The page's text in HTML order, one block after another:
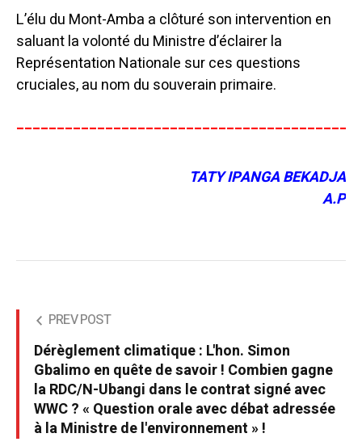
L’élu du Mont-Amba a clôturé son intervention en
saluant la volonté du Ministre d’éclairer la
Représentation Nationale sur ces questions
cruciales, au nom du souverain primaire.
TATY IPANGA BEKADJA
A.P
PREV POST
Dérèglement climatique : L'hon. Simon
Gbalimo en quête de savoir ! Combien gagne
la RDC/N-Ubangi dans le contrat signé avec
WWC ? « Question orale avec débat adressée
à la Ministre de l'environnement » !